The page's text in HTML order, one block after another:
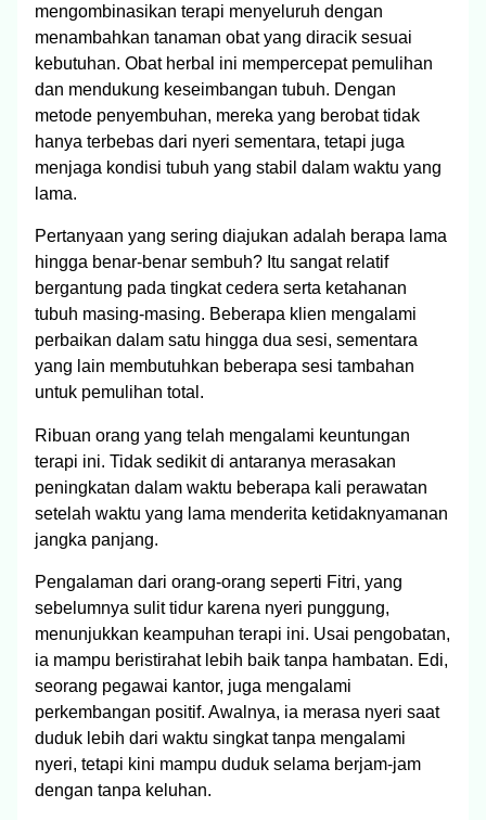
mengombinasikan terapi menyeluruh dengan
menambahkan tanaman obat yang diracik sesuai
kebutuhan. Obat herbal ini mempercepat pemulihan
dan mendukung keseimbangan tubuh. Dengan
metode penyembuhan, mereka yang berobat tidak
hanya terbebas dari nyeri sementara, tetapi juga
menjaga kondisi tubuh yang stabil dalam waktu yang
lama.
Pertanyaan yang sering diajukan adalah berapa lama
hingga benar-benar sembuh? Itu sangat relatif
bergantung pada tingkat cedera serta ketahanan
tubuh masing-masing. Beberapa klien mengalami
perbaikan dalam satu hingga dua sesi, sementara
yang lain membutuhkan beberapa sesi tambahan
untuk pemulihan total.
Ribuan orang yang telah mengalami keuntungan
terapi ini. Tidak sedikit di antaranya merasakan
peningkatan dalam waktu beberapa kali perawatan
setelah waktu yang lama menderita ketidaknyamanan
jangka panjang.
Pengalaman dari orang-orang seperti Fitri, yang
sebelumnya sulit tidur karena nyeri punggung,
menunjukkan keampuhan terapi ini. Usai pengobatan,
ia mampu beristirahat lebih baik tanpa hambatan. Edi,
seorang pegawai kantor, juga mengalami
perkembangan positif. Awalnya, ia merasa nyeri saat
duduk lebih dari waktu singkat tanpa mengalami
nyeri, tetapi kini mampu duduk selama berjam-jam
dengan tanpa keluhan.